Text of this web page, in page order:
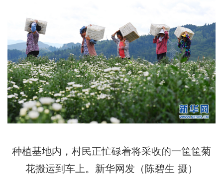
种植基地内，村民正忙碌着将采收的一筐筐菊
花搬运到车上。新华网发（陈碧生 摄）